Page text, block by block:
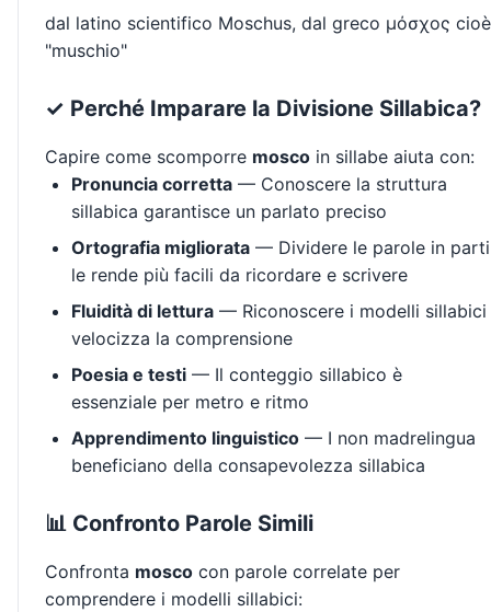
dal latino scientifico Moschus, dal greco μόσχος cioè
"muschio"
✓ Perché Imparare la Divisione Sillabica?
Capire come scomporre mosco in sillabe aiuta con:
Pronuncia corretta — Conoscere la struttura
sillabica garantisce un parlato preciso
Ortografia migliorata — Dividere le parole in parti
le rende più facili da ricordare e scrivere
Fluidità di lettura — Riconoscere i modelli sillabici
velocizza la comprensione
Poesia e testi — Il conteggio sillabico è
essenziale per metro e ritmo
Apprendimento linguistico — I non madrelingua
beneficiano della consapevolezza sillabica
📊 Confronto Parole Simili
Confronta mosco con parole correlate per
comprendere i modelli sillabici: